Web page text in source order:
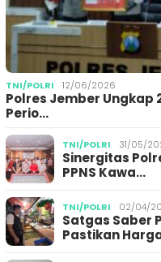
TNI/POLRI 12/06/2026
Polres Jember Ungkap
Perio…
TNI/POLRI 31/05/
Sinergitas
PPNS Kawa…
TNI/POLRI 02/04/
Satgas Saber
Pastikan